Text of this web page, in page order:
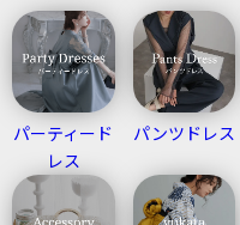
パーティード
レス
パンツドレス